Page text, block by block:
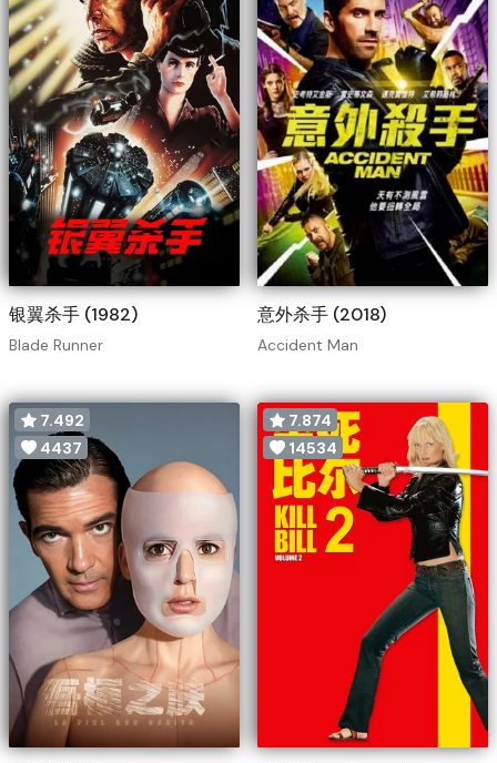
银翼杀手 (1982)
Blade Runner
意外杀手 (2018)
Accident Man
7.492
4437
7.874
14534